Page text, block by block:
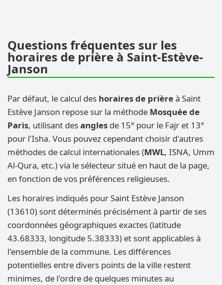
Questions fréquentes sur les
horaires de prière à Saint-Estève-
Janson
Par défaut, le calcul des horaires de prièreà Saint
Estève Janson repose sur la méthode Mosquée de
Paris, utilisant desangles de 15° pour le Fajr et 13°
pour l'Isha. Vous pouvez cependant choisir d'autres
méthodes de calcul internationales (MWL, ISNA, Umm
Al-Qura, etc.) via le sélecteur situé en haut de la page,
en fonction de vos préférences religieuses.
Les horaires indiqués pour Saint Estève Janson
(13610) sont déterminés précisément à partir de ses
coordonnées géographiques exactes (latitude
43.68333, longitude 5.38333) et sont applicables à
l'ensemble de la commune. Les différences
potentielles entre divers points de la ville restent
minimes, de l'ordre de quelques minutes au